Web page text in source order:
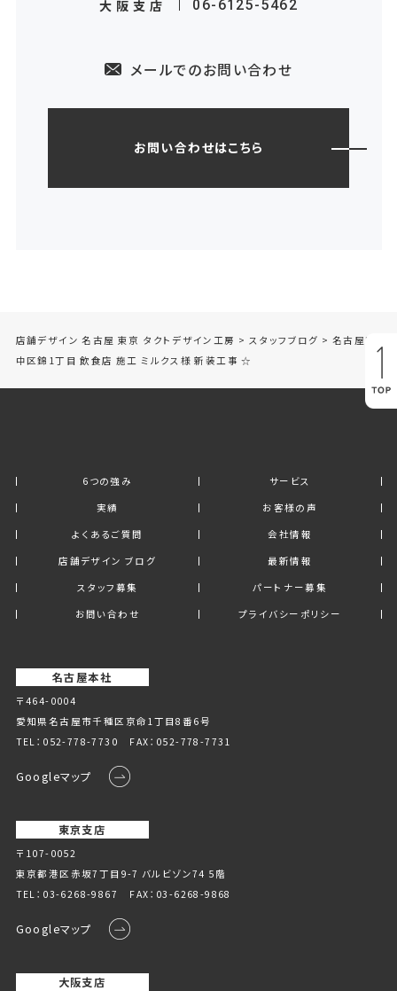
大阪支店 06-6125-5462
メールでのお問い合わせ
お問い合わせはこちら
店舗デザイン 名古屋 東京 タクトデザイン工房 > スタッフブログ > 名古屋市
中区錦1丁目 飲食店 施工 ミルクス様 新装工事 ☆
6つの強み
サービス
実績
お客様の声
よくあるご質問
会社情報
店舗デザイン ブログ
最新情報
スタッフ募集
パートナー募集
お問い合わせ
プライバシーポリシー
名古屋本社
〒464-0004
愛知県名古屋市千種区京命1丁⽬8番6号
TEL： 052-778-7730 FAX：052-778-7731
Googleマップ
東京支店
〒107-0052
東京都港区赤坂7丁目9-7 バルビゾン74 5階
TEL： 03-6268-9867 FAX：03-6268-9868
Googleマップ
大阪支店